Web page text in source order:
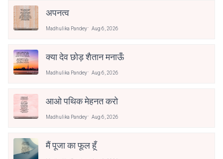
अपनत्व
Madhulika Pandey Aug 6, 2026
क्या देव छोड़ शैतान मनाऊँ
Madhulika Pandey Aug 6, 2026
आओ पथिक मेहनत करो
Madhulika Pandey Aug 6, 2026
मैं पूजा का फूल हूँ